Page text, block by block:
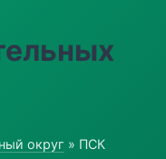
округ » ПСК